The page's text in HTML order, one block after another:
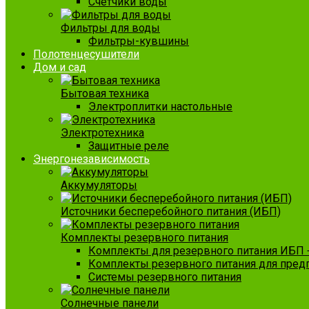
Фильтры для воды
Фильтры-кувшины
Полотенцесушители
Дом и сад
Бытовая техника
Электроплитки настольные
Электротехника
Защитные реле
Энергонезависимость
Аккумуляторы
Источники бесперебойного питания (ИБП)
Комплекты резервного питания
Комплекты для резервного питания ИБП
Комплекты резервного питания для
Системы резервного питания
Солнечные панели